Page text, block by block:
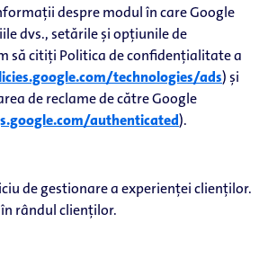
despre modul în care Google
dvs., setările și opțiunile de
să citiți Politica de confidențialitate a
technologies/ads) și
de reclame de către Google
authenticated).
de gestionare a experienței clienților.
rândul clienților.